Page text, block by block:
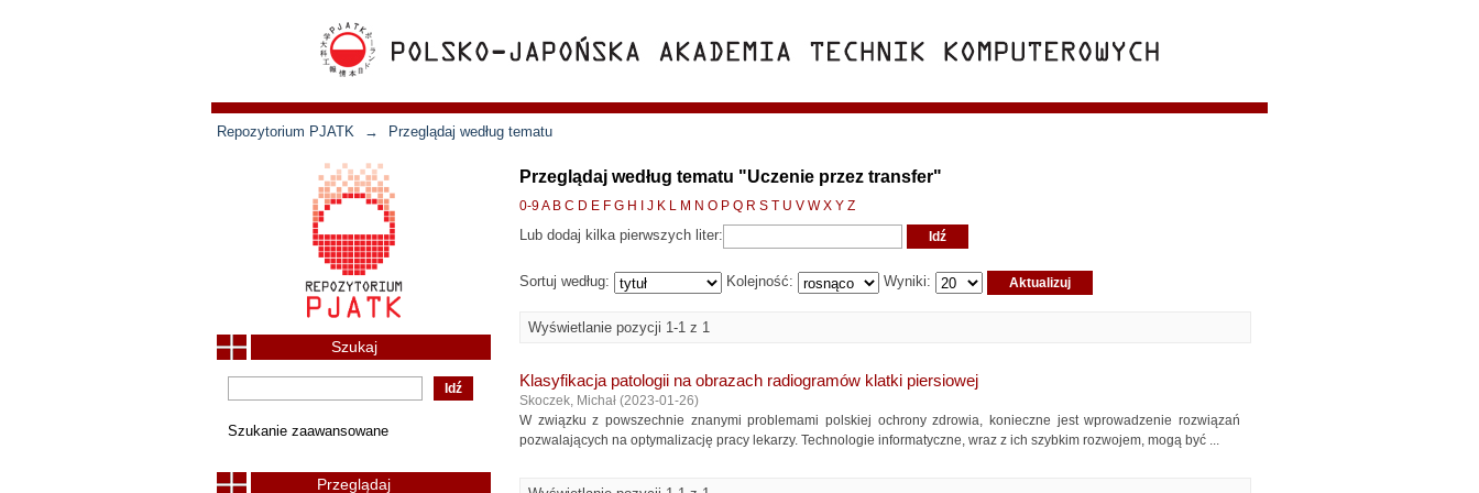
Repozytorium PJATK → Przeglądaj według tematu
Przeglądaj według tematu "Uczenie przez transfer"
0-9A B C D E F G H J K L M N O P Q R S T U V W X Y Z
Lub dodaj kilka pierwszych liter:
Sortuj według: Kolejność: Wyniki:
Wyświetlanie pozycji 1-1 z 1
Klasyfikacja patologii na obrazach radiogramów klatki piersiowej
Skoczek, Michał (2023-01-26)
W związku z powszechnie znanymi problemami polskiej ochrony zdrowia, konieczne jest wprowadzenie rozwiązań
pozwalających na optymalizację pracy lekarzy. Technologie informatyczne, wraz z ich szybkim rozwojem, mogą być ...
Szukaj
Szukanie zaawansowane
Przeglądaj